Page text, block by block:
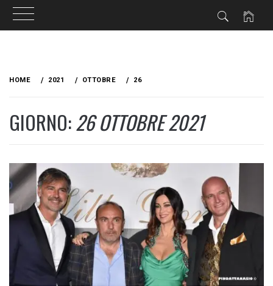
HOME 2021 OTTOBRE 26
GIORNO:26 OTTOBRE 2021